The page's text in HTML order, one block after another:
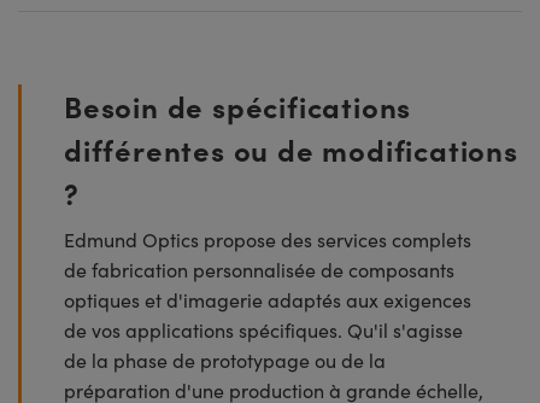
Besoin de spécifications
différentes ou de modifications
?
Edmund Optics propose des services complets
de fabrication personnalisée de composants
optiques et d'imagerie adaptés aux exigences
de vos applications spécifiques. Qu'il s'agisse
de la phase de prototypage ou de la
préparation d'une production à grande échelle,